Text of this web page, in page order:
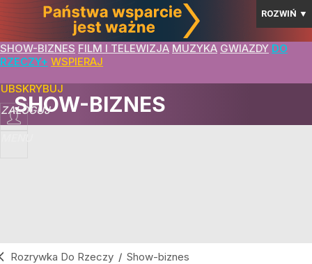
ROZWIŃ ▼
SHOW-BIZNES FILM I TELEWIZJA MUZYKA GWIAZDY DO
RZECZY+ WSPIERAJ
ZALOGUJ
SHOW-BIZNES
Rozrywka Do Rzeczy / Show-biznes